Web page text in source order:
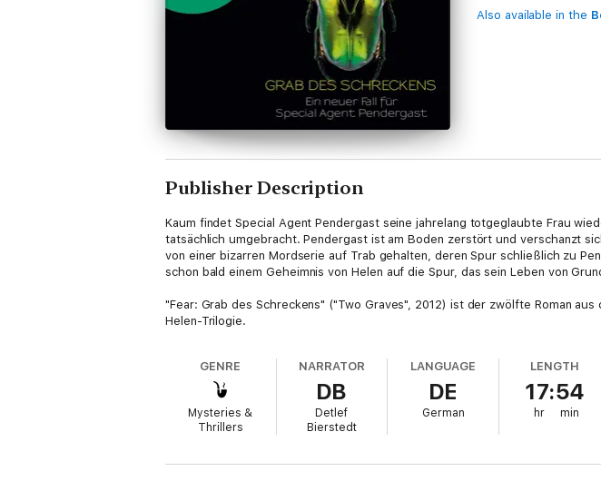
Also available in the
Publisher Description
Kaum findet Special Agent Pendergast seine jahrelang totgeglaubte Frau
tatsächlich umgebracht. Pendergast ist am Boden zerstört und verschanzt
von einer bizarren Mordserie auf Trab gehalten, deren Spur schließlich zu
schon bald einem Geheimnis von Helen auf die Spur, das sein Leben von
"Fear: Grab des Schreckens" ("Two Graves", 2012) ist der zwölfte Roman
Helen-Trilogie.
GENRE
Mysteries &
Thrillers
NARRATOR
DB
Detlef
Bierstedt
LANGUAGE
DE
German
LENGTH
17:54
hr min